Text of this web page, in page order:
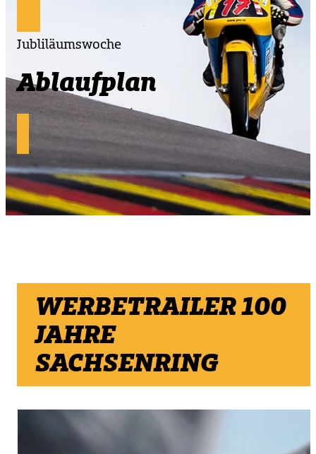
Jubliläumswoche
Ablaufplan
WERBETRAILER 100
JAHRE
SACHSENRING